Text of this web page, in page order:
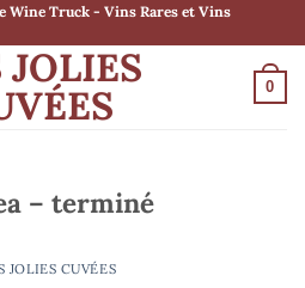
Wine Truck - Vins Rares et Vins
JOLIES 0
– terminé
JOLIES CUVÉES